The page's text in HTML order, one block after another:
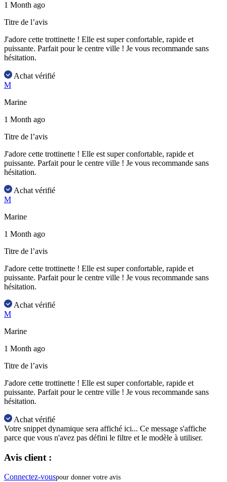
1 Month ago
Titre de l’avis
J'adore cette trottinette ! Elle est super confortable, rapide et
puissante. Parfait pour le centre ville ! Je vous recommande sans
hésitation.
Achat vérifié
M
Marine
1 Month ago
Titre de l’avis
J'adore cette trottinette ! Elle est super confortable, rapide et
puissante. Parfait pour le centre ville ! Je vous recommande sans
hésitation.
Achat vérifié
M
Marine
1 Month ago
Titre de l’avis
J'adore cette trottinette ! Elle est super confortable, rapide et
puissante. Parfait pour le centre ville ! Je vous recommande sans
hésitation.
Achat vérifié
M
Marine
1 Month ago
Titre de l’avis
J'adore cette trottinette ! Elle est super confortable, rapide et
puissante. Parfait pour le centre ville ! Je vous recommande sans
hésitation.
Achat vérifié
Votre snippet dynamique sera affiché ici... Ce message s'affiche
parce que vous n'avez pas défini le filtre et le modèle à utiliser.
Avis client :
Connectez-vouspour donner votre avis